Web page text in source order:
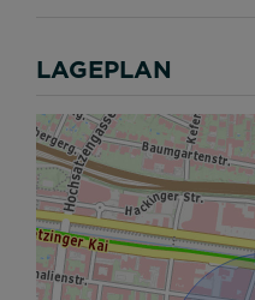
LAGEPLAN